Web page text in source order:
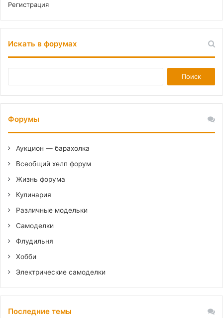
Регистрация
Искать в форумах
Форумы
Аукцион — барахолка
Всеобщий хелп форум
Жизнь форума
Кулинария
Различные модельки
Самоделки
Флудильня
Хобби
Электрические самоделки
Последние темы